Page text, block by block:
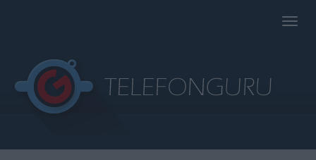
Toggle